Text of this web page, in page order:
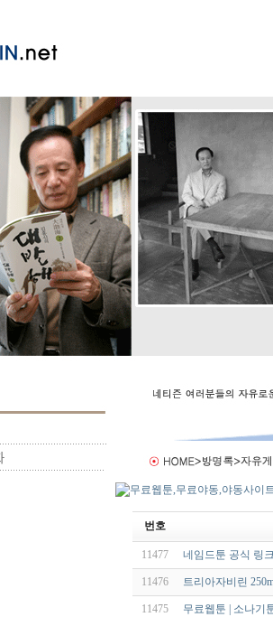
번호
11477 네임드툰 공식 링
11476 트리아자비린
11475 무료웹툰 | 소나기